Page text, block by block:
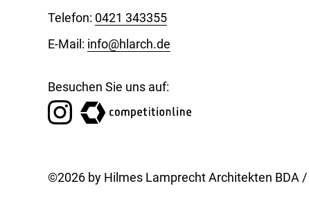
Telefon: 0421 343355
E-Mail: info@hlarch.de
Besuchen Sie uns auf:
©2026 by Hilmes Lamprecht Architekten BDA /